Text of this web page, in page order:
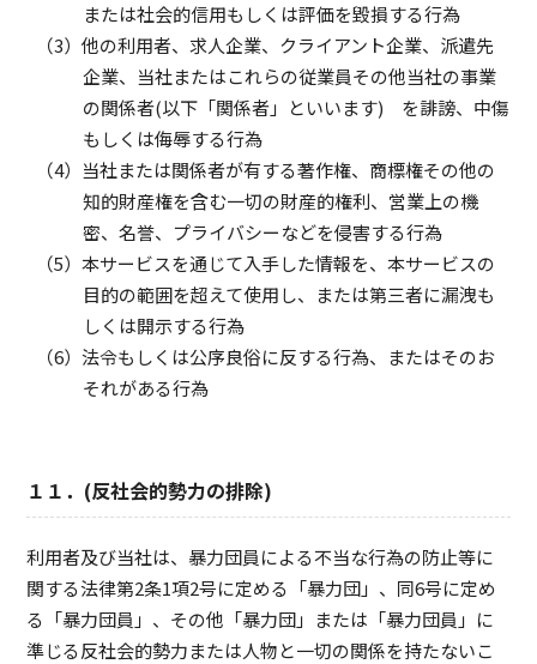
または社会的信用もしくは評価を毀損する行為
他の利用者、求人企業、クライアント企業、派遣先
企業、当社またはこれらの従業員その他当社の事業
の関係者(以下「関係者」といいます) を誹謗、中傷
もしくは侮辱する行為
当社または関係者が有する著作権、商標権その他の
知的財産権を含む一切の財産的権利、営業上の機
密、名誉、プライバシーなどを侵害する行為
本サービスを通じて入手した情報を、本サービスの
目的の範囲を超えて使用し、または第三者に漏洩も
しくは開示する行為
法令もしくは公序良俗に反する行為、またはそのお
それがある行為
１１．(反社会的勢力の排除)
利用者及び当社は、暴力団員による不当な行為の防止等に
関する法律第2条1項2号に定める「暴力団」、同6号に定め
る「暴力団員」、その他「暴力団」または「暴力団員」に
準じる反社会的勢力または人物と一切の関係を持たないこ